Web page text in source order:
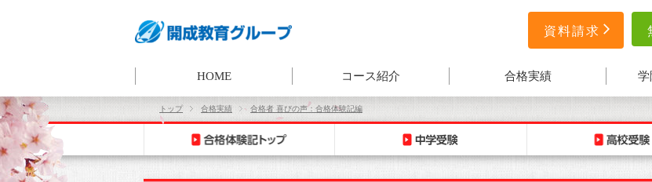
資料請求
HOME コース紹介 合格実績 学
トップ 合格実績 合格者 喜びの声：合格体験記編